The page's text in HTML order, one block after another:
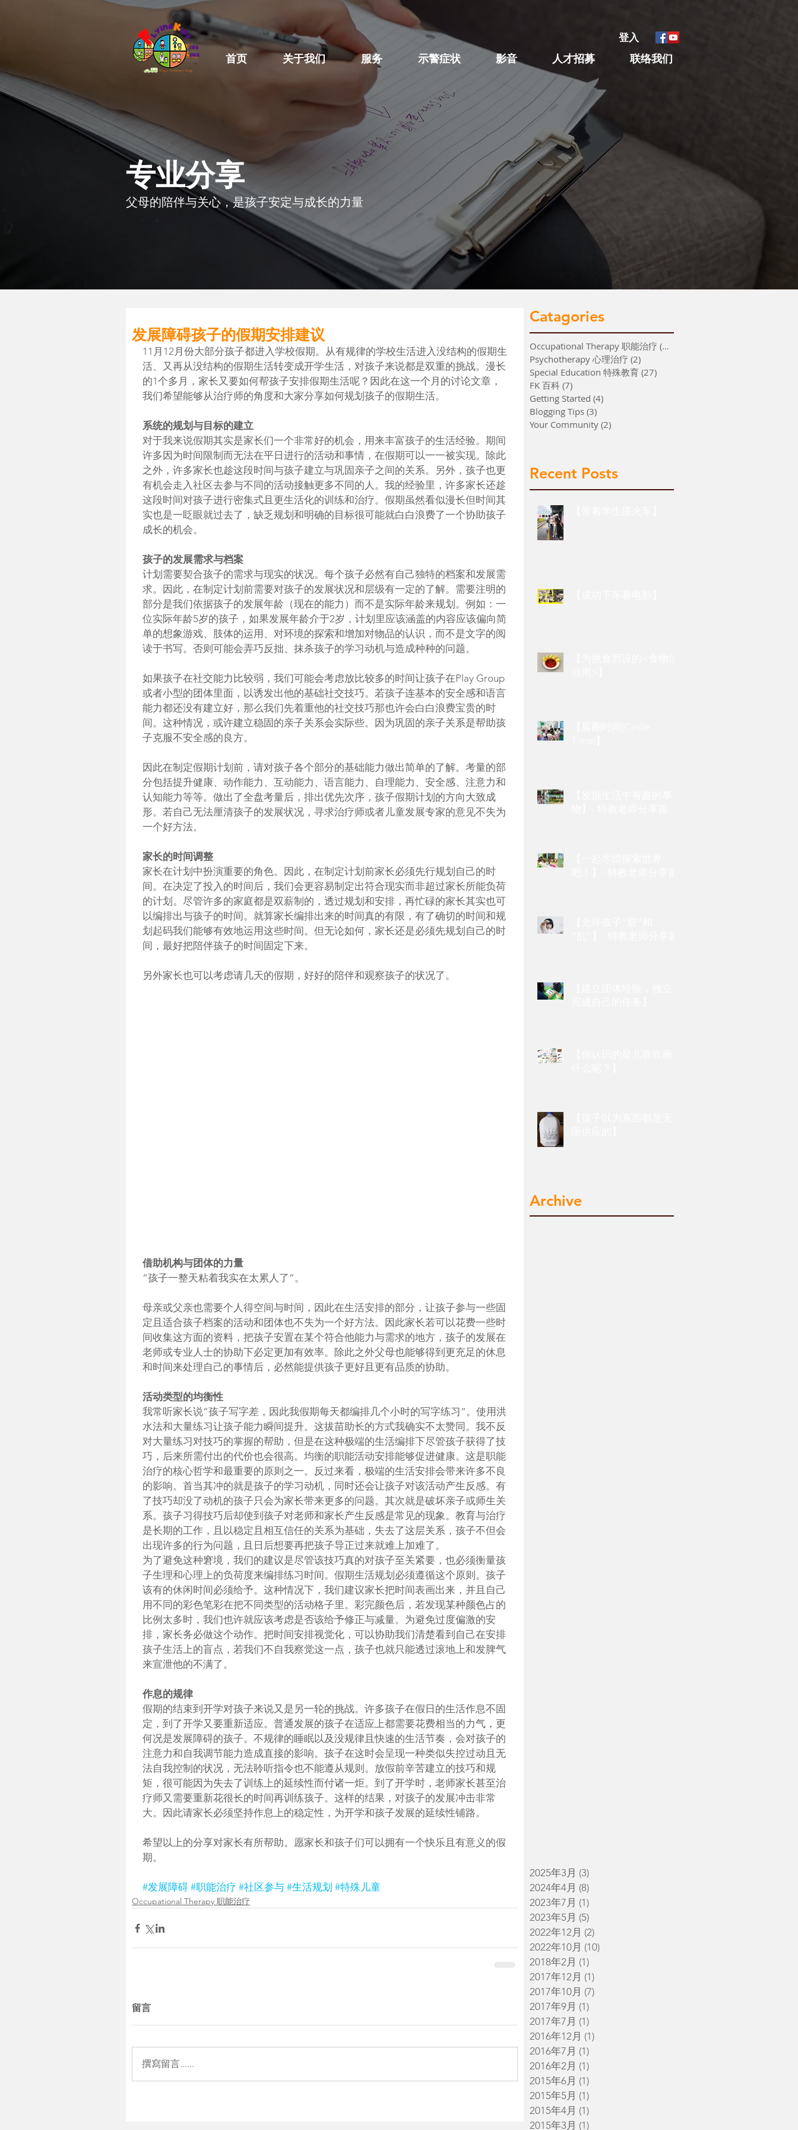
登入
首页 关于我们 服务 示警症状 影音 人才招募 联络我们
父母的陪伴与关心，是孩子安定与成长的力量
​专业分享
发展障碍孩子的假期安排建议
11月12月份大部分孩子都进入学校假期。从有规律的学校生活进入没结构的假期生
活、又再从没结构的假期生活转变成开学生活，对孩子来说都是双重的挑战。漫长
的1个多月，家长又要如何帮孩子安排假期生活呢？因此在这一个月的讨论文章，
我们希望能够从治疗师的角度和大家分享如何规划孩子的假期生活。
系统的规划与目标的建立
对于我来说假期其实是家长们一个非常好的机会，用来丰富孩子的生活经验。期间
许多因为时间限制而无法在平日进行的活动和事情，在假期可以一一被实现。除此
之外，许多家长也趁这段时间与孩子建立与巩固亲子之间的关系。另外，孩子也更
有机会走入社区去参与不同的活动接触更多不同的人。我的经验里，许多家长还趁
这段时间对孩子进行密集式且更生活化的训练和治疗。假期虽然看似漫长但时间其
实也是一眨眼就过去了，缺乏规划和明确的目标很可能就白白浪费了一个协助孩子
成长的机会。
孩子的发展需求与档案
计划需要契合孩子的需求与现实的状况。每个孩子必然有自己独特的档案和发展需
求。因此，在制定计划前需要对孩子的发展状况和层级有一定的了解。需要注明的
部分是我们依据孩子的发展年龄（现在的能力）而不是实际年龄来规划。例如：一
位实际年龄5岁的孩子，如果发展年龄介于2岁，计划里应该涵盖的内容应该偏向简
单的想象游戏、肢体的运用、对环境的探索和增加对物品的认识，而不是文字的阅
读于书写。否则可能会弄巧反拙、抹杀孩子的学习动机与造成种种的问题。
如果孩子在社交能力比较弱，我们可能会考虑放比较多的时间让孩子在Play Group
或者小型的团体里面，以诱发出他的基础社交技巧。若孩子连基本的安全感和语言
能力都还没有建立好，那么我们先着重他的社交技巧那也许会白白浪费宝贵的时
间。这种情况，或许建立稳固的亲子关系会实际些。因为巩固的亲子关系是帮助孩
子克服不安全感的良方。
因此在制定假期计划前，请对孩子各个部分的基础能力做出简单的了解。考量的部
分包括提升健康、动作能力、互动能力、语言能力、自理能力、安全感、注意力和
认知能力等等。做出了全盘考量后，排出优先次序，孩子假期计划的方向大致成
形。若自己无法厘清孩子的发展状况，寻求治疗师或者儿童发展专家的意见不失为
一个好方法。
家长的时间调整
家长在计划中扮演重要的角色。因此，在制定计划前家长必须先行规划自己的时
间。在决定了投入的时间后，我们会更容易制定出符合现实而非超过家长所能负荷
的计划。尽管许多的家庭都是双薪制的，透过规划和安排，再忙碌的家长其实也可
以编排出与孩子的时间。就算家长编排出来的时间真的有限，有了确切的时间和规
划起码我们能够有效地运用这些时间。但无论如何，家长还是必须先规划自己的时
间，最好把陪伴孩子的时间固定下来。
另外家长也可以考虑请几天的假期，好好的陪伴和观察孩子的状况了。
借助机构与团体的力量
“孩子一整天粘着我实在太累人了”。
母亲或父亲也需要个人得空间与时间，因此在生活安排的部分，让孩子参与一些固
定且适合孩子档案的活动和团体也不失为一个好方法。因此家长若可以花费一些时
间收集这方面的资料，把孩子安置在某个符合他能力与需求的地方，孩子的发展在
老师或专业人士的协助下必定更加有效率。除此之外父母也能够得到更充足的休息
和时间来处理自己的事情后，必然能提供孩子更好且更有品质的协助。
活动类型的均衡性
我常听家长说“孩子写字差，因此我假期每天都编排几个小时的写字练习”。使用洪
水法和大量练习让孩子能力瞬间提升。这拔苗助长的方式我确实不太赞同。我不反
对大量练习对技巧的掌握的帮助，但是在这种极端的生活编排下尽管孩子获得了技
巧，后来所需付出的代价也会很高。均衡的职能活动安排能够促进健康。这是职能
治疗的核心哲学和最重要的原则之一。反过来看，极端的生活安排会带来许多不良
的影响。首当其冲的就是孩子的学习动机，同时还会让孩子对该活动产生反感。有
了技巧却没了动机的孩子只会为家长带来更多的问题。其次就是破坏亲子或师生关
系。孩子习得技巧后却使到孩子对老师和家长产生反感是常见的现象。教育与治疗
是长期的工作，且以稳定且相互信任的关系为基础，失去了这层关系，孩子不但会
出现许多的行为问题，且日后想要再把孩子导正过来就难上加难了。
为了避免这种窘境，我们的建议是尽管该技巧真的对孩子至关紧要，也必须衡量孩
子生理和心理上的负荷度来编排练习时间。假期生活规划必须遵循这个原则。孩子
该有的休闲时间必须给予。这种情况下，我们建议家长把时间表画出来，并且自己
用不同的彩色笔彩在把不同类型的活动格子里。彩完颜色后，若发现某种颜色占的
比例太多时，我们也许就应该考虑是否该给予修正与减量。为避免过度偏激的安
排，家长务必做这个动作。把时间安排视觉化，可以协助我们清楚看到自己在安排
孩子生活上的盲点，若我们不自我察觉这一点，孩子也就只能透过滚地上和发脾气
来宣泄他的不满了。
作息的规律
假期的结束到开学对孩子来说又是另一轮的挑战。许多孩子在假日的生活作息不固
定，到了开学又要重新适应。普通发展的孩子在适应上都需要花费相当的力气，更
何况是发展障碍的孩子。不规律的睡眠以及没规律且快速的生活节奏，会对孩子的
注意力和自我调节能力造成直接的影响。孩子在这时会呈现一种类似失控过动且无
法自我控制的状况，无法聆听指令也不能遵从规则。放假前辛苦建立的技巧和规
矩，很可能因为失去了训练上的延续性而付诸一炬。到了开学时，老师家长甚至治
疗师又需要重新花很长的时间再训练孩子。这样的结果，对孩子的发展冲击非常
大。因此请家长必须坚持作息上的稳定性，为开学和孩子发展的延续性铺路。
希望以上的分享对家长有所帮助。愿家长和孩子们可以拥有一个快乐且有意义的假
期。
#发展障碍 #职能治疗 #社区参与 #生活规划 #特殊儿童
Occupational Therapy 职能治疗
留言
撰寫留言......
Catagories
Occupational Therapy 职能治疗 (26)
Psychotherapy 心理治疗 (2)
Special Education 特殊教育 (27)
FK 百科 (7)
Getting Started (4)
Blogging Tips (3)
Your Community (2)
Recent Posts
Archive
2025年3月 (3)
2024年4月 (8)
2023年7月 (1)
2023年5月 (5)
2022年12月 (2)
2022年10月 (10)
2018年2月 (1)
2017年12月 (1)
2017年10月 (7)
2017年9月 (1)
2017年7月 (1)
2016年12月 (1)
2016年7月 (1)
2016年2月 (1)
2015年6月 (1)
2015年5月 (1)
2015年4月 (1)
2015年3月 (1)